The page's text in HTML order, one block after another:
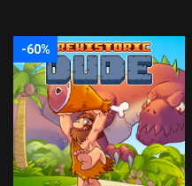
-60%